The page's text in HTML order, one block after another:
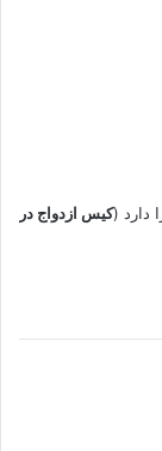
دارد (کیس ازدواج در